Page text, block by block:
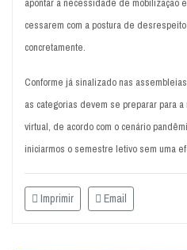
cessarem com a postura de
concretamente.
Conforme já sinalizado nas
as categorias devem se preparar para
virtual, de acordo com o cenário
iniciarmos o semestre letivo sem uma
Imprimir Email